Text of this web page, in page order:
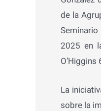
de la
2025 en
O’Higgins
La
sobre la